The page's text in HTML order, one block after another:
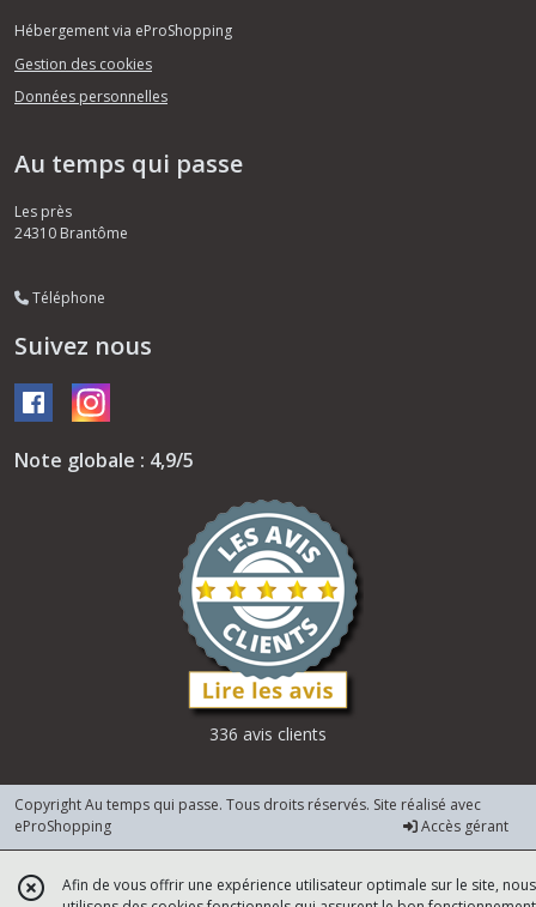
Hébergement via eProShopping
Gestion des cookies
Données personnelles
Au temps qui passe
Les près
24310 Brantôme
Téléphone
Suivez nous
Note globale : 4,9/5
336 avis clients
Copyright Au temps qui passe. Tous droits réservés. Site réalisé avec
eProShopping
Accès gérant
Afin de vous offrir une expérience utilisateur optimale sur le site, nous